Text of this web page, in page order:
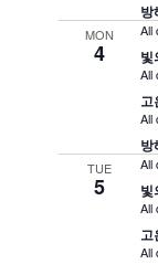
방
MON
4
All
빛
All
고
All
방
TUE
5
All
빛
All
고
All